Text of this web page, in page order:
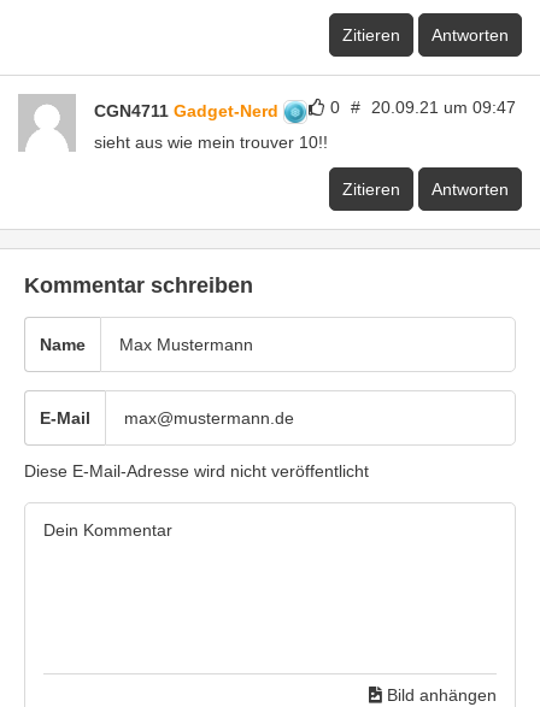
Zitieren Antworten
0 # 20.09.21 um 09:47
CGN4711 Gadget-Nerd
sieht aus wie mein trouver 10!!
Zitieren Antworten
Kommentar schreiben
Name
E-Mail
Diese E-Mail-Adresse wird nicht veröffentlicht
Bild anhängen